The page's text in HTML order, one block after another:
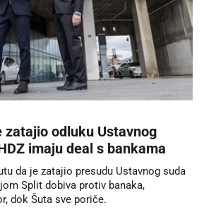
zatajio odluku Ustavnog
imaju deal s bankama
da je zatajio presudu Ustavnog suda
Split dobiva protiv banaka,
dok Šuta sve poriče.